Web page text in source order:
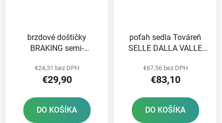
brzdové doštičky
BRAKING semi-
ks v balení
€24,31 bez DPH
€29,90
DO KOŠÍKA
poťah sedla Továreň
SELLE DALLA VALLE
€67,56 bez DPH
€83,10
DO KOŠÍKA